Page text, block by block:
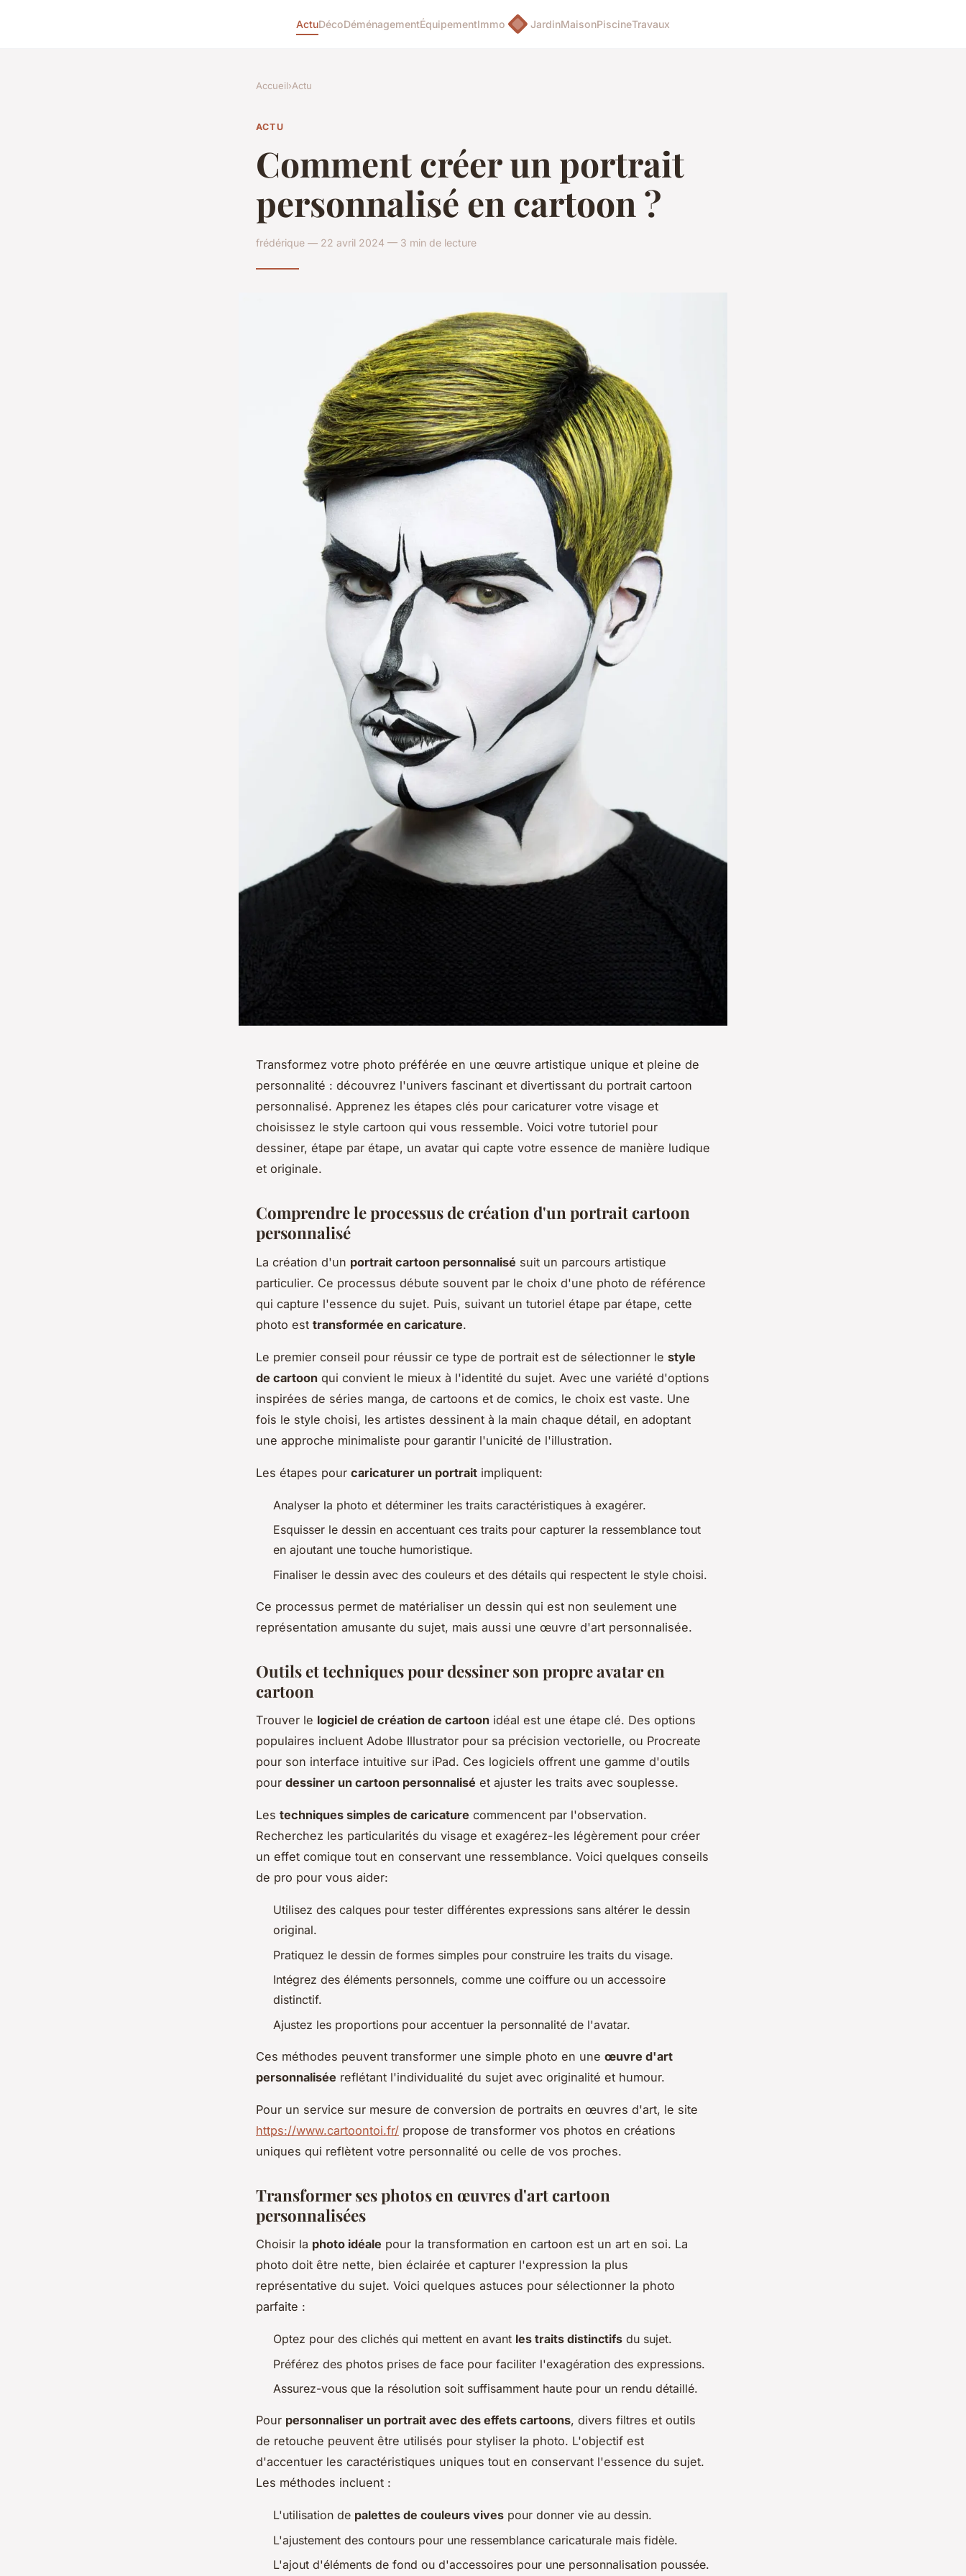
ActuDécoDéménagementÉquipementImmo JardinMaisonPiscineTravaux
Accueil›Actu
ACTU
Comment créer un portrait
personnalisé en cartoon ?
frédérique — 22 avril 2024 — 3 min de lecture
Transformez votre photo préférée en une œuvre artistique unique et pleine de
personnalité : découvrez l'univers fascinant et divertissant du portrait cartoon
personnalisé. Apprenez les étapes clés pour caricaturer votre visage et
choisissez le style cartoon qui vous ressemble. Voici votre tutoriel pour
dessiner, étape par étape, un avatar qui capte votre essence de manière ludique
et originale.
Comprendre le processus de création d'un portrait cartoon
personnalisé
La création d'un portrait cartoon personnalisé suit un parcours artistique
particulier. Ce processus débute souvent par le choix d'une photo de référence
qui capture l'essence du sujet. Puis, suivant un tutoriel étape par étape, cette
photo est transformée en caricature.
Le premier conseil pour réussir ce type de portrait est de sélectionner le style
de cartoon qui convient le mieux à l'identité du sujet. Avec une variété d'options
inspirées de séries manga, de cartoons et de comics, le choix est vaste. Une
fois le style choisi, les artistes dessinent à la main chaque détail, en adoptant
une approche minimaliste pour garantir l'unicité de l'illustration.
Les étapes pour caricaturer un portrait impliquent:
Analyser la photo et déterminer les traits caractéristiques à exagérer.
Esquisser le dessin en accentuant ces traits pour capturer la ressemblance tout
en ajoutant une touche humoristique.
Finaliser le dessin avec des couleurs et des détails qui respectent le style choisi.
Ce processus permet de matérialiser un dessin qui est non seulement une
représentation amusante du sujet, mais aussi une œuvre d'art personnalisée.
Outils et techniques pour dessiner son propre avatar en
cartoon
Trouver le logiciel de création de cartoon idéal est une étape clé. Des options
populaires incluent Adobe Illustrator pour sa précision vectorielle, ou Procreate
pour son interface intuitive sur iPad. Ces logiciels offrent une gamme d'outils
pour dessiner un cartoon personnalisé et ajuster les traits avec souplesse.
Les techniques simples de caricature commencent par l'observation.
Recherchez les particularités du visage et exagérez-les légèrement pour créer
un effet comique tout en conservant une ressemblance. Voici quelques conseils
de pro pour vous aider:
Utilisez des calques pour tester différentes expressions sans altérer le dessin
original.
Pratiquez le dessin de formes simples pour construire les traits du visage.
Intégrez des éléments personnels, comme une coiffure ou un accessoire
distinctif.
Ajustez les proportions pour accentuer la personnalité de l'avatar.
Ces méthodes peuvent transformer une simple photo en une œuvre d'art
personnalisée reflétant l'individualité du sujet avec originalité et humour.
Pour un service sur mesure de conversion de portraits en œuvres d'art, le site
https://www.cartoontoi.fr/ propose de transformer vos photos en créations
uniques qui reflètent votre personnalité ou celle de vos proches.
Transformer ses photos en œuvres d'art cartoon
personnalisées
Choisir la photo idéale pour la transformation en cartoon est un art en soi. La
photo doit être nette, bien éclairée et capturer l'expression la plus
représentative du sujet. Voici quelques astuces pour sélectionner la photo
parfaite :
Optez pour des clichés qui mettent en avant les traits distinctifs du sujet.
Préférez des photos prises de face pour faciliter l'exagération des expressions.
Assurez-vous que la résolution soit suffisamment haute pour un rendu détaillé.
Pour personnaliser un portrait avec des effets cartoons, divers filtres et outils
de retouche peuvent être utilisés pour styliser la photo. L'objectif est
d'accentuer les caractéristiques uniques tout en conservant l'essence du sujet.
Les méthodes incluent :
L'utilisation de palettes de couleurs vives pour donner vie au dessin.
L'ajustement des contours pour une ressemblance caricaturale mais fidèle.
L'ajout d'éléments de fond ou d'accessoires pour une personnalisation poussée.